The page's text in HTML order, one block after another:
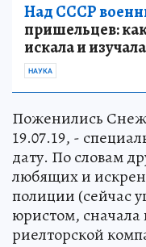
Над СССР
пришельцев:
искала и
НАУКА
Поженились
19.07.19, -
дату. По словам
любящих и
полиции (сейчас
юристом, сначала
риелторской